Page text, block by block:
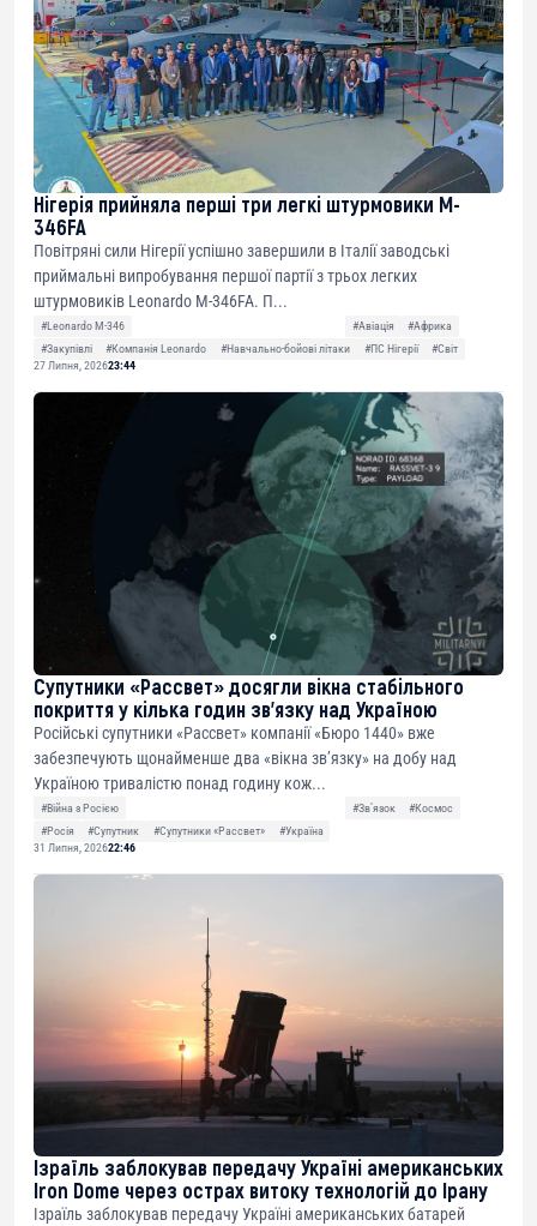
Нігерія прийняла перші три легкі штурмовики M-
346FA
Повітряні сили Нігерії успішно завершили в Італії заводські
приймальні випробування першої партії з трьох легких
штурмовиків Leonardo M-346FA. П...
#Leonardo M-346 #Авіація
#Африка
#Закупівлі
#Компанія Leonardo #Навчально-бойові літаки #ПС Нігерії
#Світ
27 Липня, 202623:44
Супутники «Рассвет» досягли вікна стабільного
покриття у кілька годин зв’язку над Україною
Російські супутники «Рассвет» компанії «Бюро 1440» вже
забезпечують щонайменше два «вікна зв’язку» на добу над
Україною тривалістю понад годину кож...
#Війна з Росією #Звʼязок
#Космос
#Росія
#Супутник #Супутники «Рассвет»
#Україна
31 Липня, 202622:46
Ізраїль заблокував передачу Україні американських
Iron Dome через острах витоку технологій до Ірану
Ізраїль заблокував передачу Україні американських батарей